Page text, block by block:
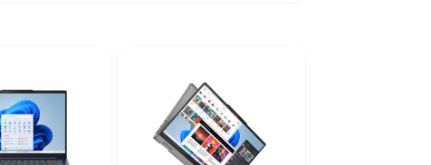
sistemin, həm də faylların yüksək